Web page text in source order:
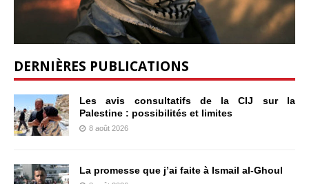
DERNIÈRES PUBLICATIONS
Les avis consultatifs de la CIJ sur la
Palestine : possibilités et limites
8 août 2026
La promesse que j’ai faite à Ismail al-Ghoul